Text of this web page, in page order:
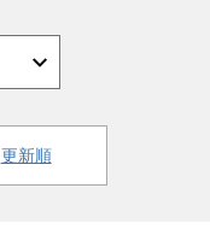
更新順